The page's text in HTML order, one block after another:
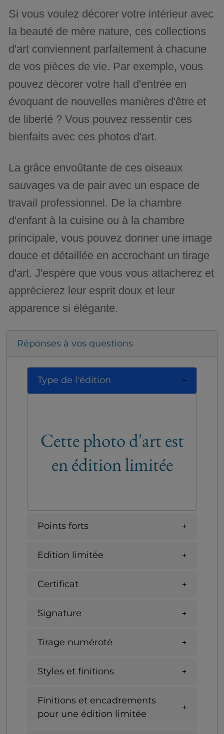
Si vous voulez décorer votre intérieur avec
la beauté de mère nature, ces collections
d'art conviennent parfaitement à chacune
de vos pièces de vie. Par exemple, vous
pouvez décorer votre hall d'entrée en
évoquant de nouvelles manières d'être et
de liberté ? Vous pouvez ressentir ces
bienfaits avec ces photos d'art.
La grâce envoûtante de ces oiseaux
sauvages va de pair avec un espace de
travail professionnel. De la chambre
d'enfant à la cuisine ou à la chambre
principale, vous pouvez donner une image
douce et détaillée en accrochant un tirage
d'art. J'espère que vous vous attacherez et
apprécierez leur esprit doux et leur
apparence si élégante.
Réponses à vos questions
Type de l'édition
Cette photo d'art est
en édition limitée
Points forts
Edition limitée
Certificat
Signature
Tirage numéroté
Styles et finitions
Finitions et encadrements
pour une édition limitée